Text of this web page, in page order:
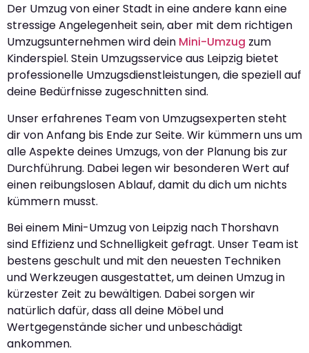
Der Umzug von einer Stadt in eine andere kann eine
stressige Angelegenheit sein, aber mit dem richtigen
Umzugsunternehmen wird dein Mini-Umzug zum
Kinderspiel. Stein Umzugsservice aus Leipzig bietet
professionelle Umzugsdienstleistungen, die speziell auf
deine Bedürfnisse zugeschnitten sind.
Unser erfahrenes Team von Umzugsexperten steht
dir von Anfang bis Ende zur Seite. Wir kümmern uns um
alle Aspekte deines Umzugs, von der Planung bis zur
Durchführung. Dabei legen wir besonderen Wert auf
einen reibungslosen Ablauf, damit du dich um nichts
kümmern musst.
Bei einem Mini-Umzug von Leipzig nach Thorshavn
sind Effizienz und Schnelligkeit gefragt. Unser Team ist
bestens geschult und mit den neuesten Techniken
und Werkzeugen ausgestattet, um deinen Umzug in
kürzester Zeit zu bewältigen. Dabei sorgen wir
natürlich dafür, dass all deine Möbel und
Wertgegenstände sicher und unbeschädigt
ankommen.